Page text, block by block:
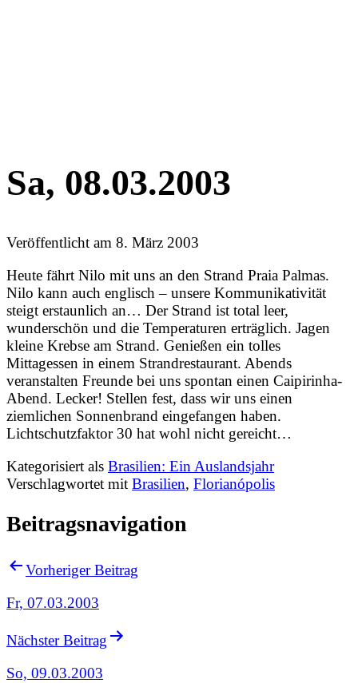
Sa, 08.03.2003
Veröffentlicht am 8. März 2003
Heute fährt Nilo mit uns an den Strand Praia Palmas.
Nilo kann auch englisch – unsere Kommunikativität
steigt erstaunlich an… Der Strand ist total leer,
wunderschön und die Temperaturen erträglich. Jagen
kleine Krebse am Strand. Genießen ein tolles
Mittagessen in einem Strandrestaurant. Abends
veranstalten Freunde bei uns spontan einen Caipirinha-
Abend. Lecker! Stellen fest, dass wir uns einen
ziemlichen Sonnenbrand eingefangen haben.
Lichtschutzfaktor 30 hat wohl nicht gereicht…
Kategorisiert als Brasilien: Ein Auslandsjahr
Verschlagwortet mit Brasilien, Florianópolis
Beitragsnavigation
Vorheriger Beitrag
Fr, 07.03.2003
Nächster Beitrag
So, 09.03.2003